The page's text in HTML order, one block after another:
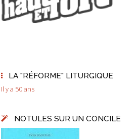
LA "RÉFORME" LITURGIQUE
Il y a 50 ans
NOTULES SUR UN CONCILE